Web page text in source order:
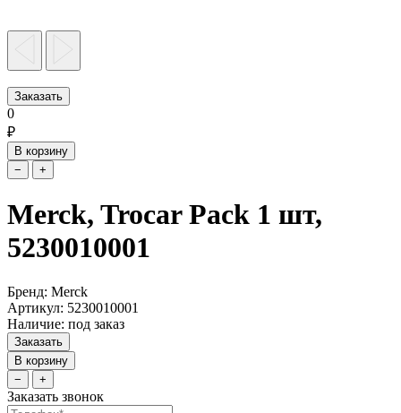
Заказать
0
₽
В корзину
−
+
Merck, Trocar Pack 1 шт,
5230010001
Бренд: Merck
Артикул: 5230010001
Наличие: под заказ
Заказать
В корзину
−
+
Заказать звонок